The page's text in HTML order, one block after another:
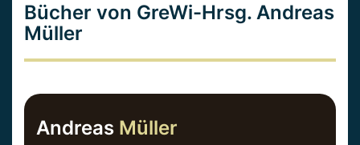
Bücher von GreWi-Hrsg. Andreas
Müller
Andreas Müller